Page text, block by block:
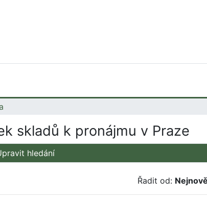
skladů k pronájmu v Praze
hledání
Řadit od: